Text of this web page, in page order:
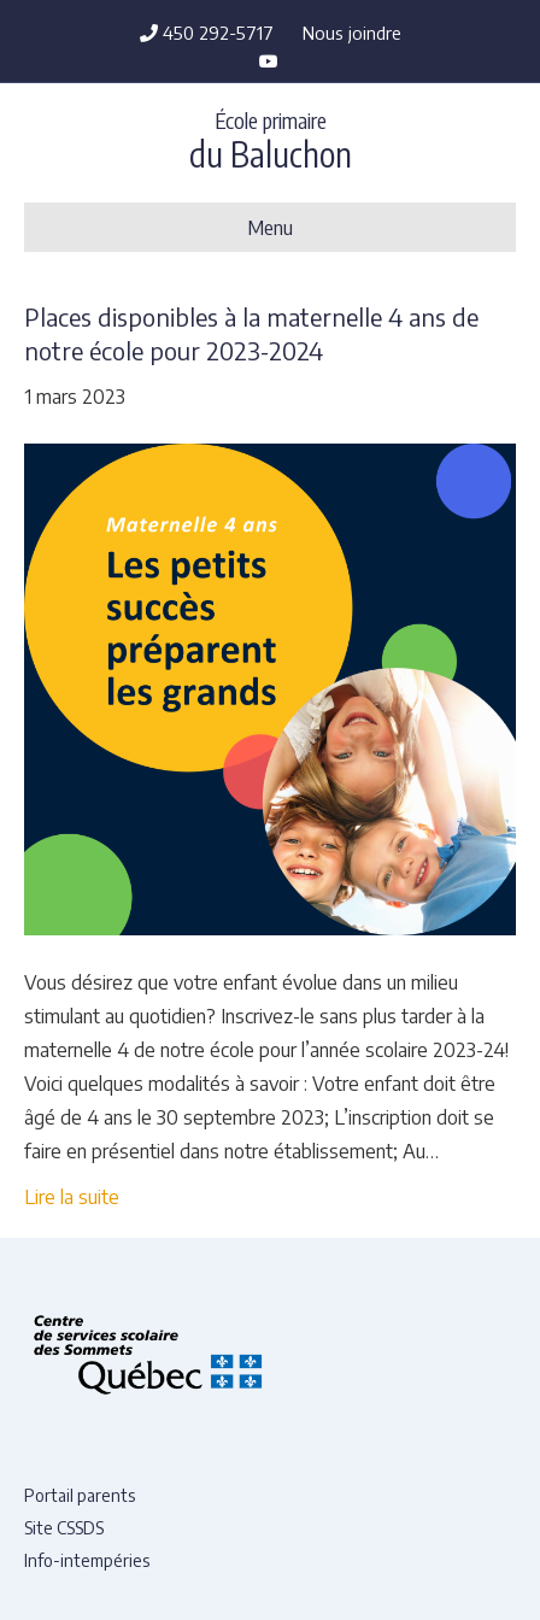
450 292-5717
Nous joindre
Youtube
École primaire
du Baluchon
Menu
Places disponibles à la maternelle 4 ans de
notre école pour 2023-2024
1 mars 2023
Vous désirez que votre enfant évolue dans un milieu
stimulant au quotidien? Inscrivez-le sans plus tarder à la
maternelle 4 de notre école pour l’année scolaire 2023-24!
Voici quelques modalités à savoir : Votre enfant doit être
âgé de 4 ans le 30 septembre 2023; L’inscription doit se
faire en présentiel dans notre établissement; Au…
Lire la suite
Portail parents
Site CSSDS
Info-intempéries